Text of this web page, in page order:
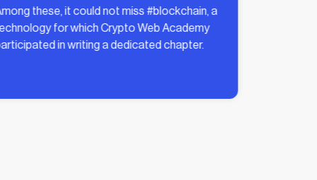
highlighting how artistic reproduction has
with technology.